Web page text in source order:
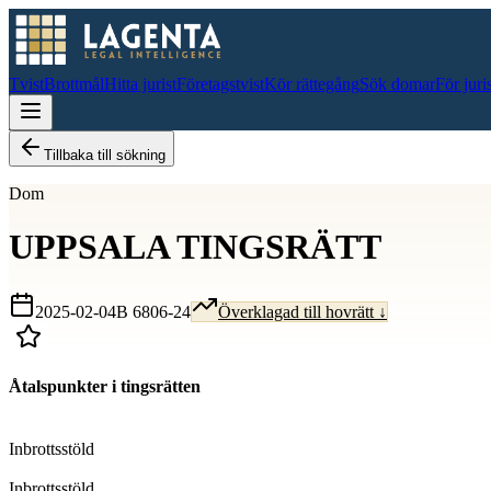
TvistBrottmålHitta juristFöretagstvistKör rättegångSök domarFör
Tillbaka till sökning
Dom
UPPSALA TINGSRÄTT
2025-02-04B 6806-24 Överklagad till hovrätt ↓
Åtalspunkter i tingsrätten
Inbrottsstöld